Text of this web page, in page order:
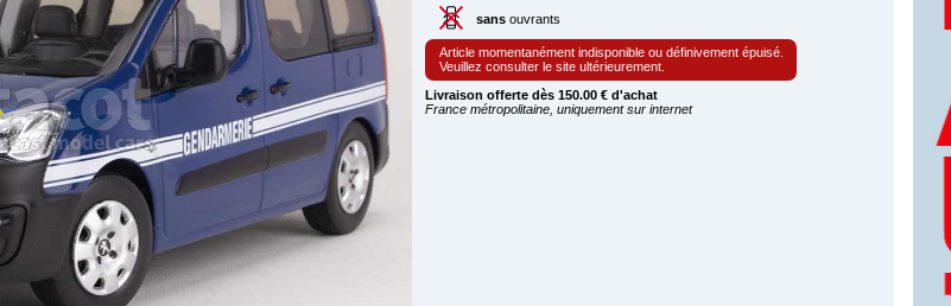
sansouvrants
Article momentanément indisponible ou définivement épuisé.
Veuillez consulter le site ultérieurement.
Livraison offerte dès 150.00 € d'achat
France métropolitaine, uniquement sur internet